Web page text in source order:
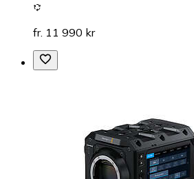
fr. 11 990 kr